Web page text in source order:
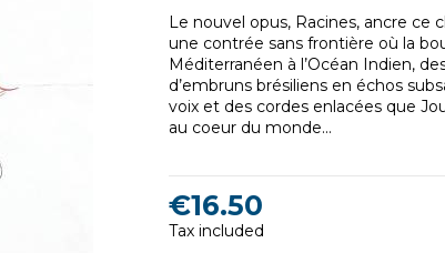
Le nouvel opus, Racines, ancre
une contrée sans frontière où la
Méditerranéen à l’Océan Indien,
d’embruns brésiliens en échos
voix et des cordes enlacées que
au coeur du monde...
€16.50
Tax included